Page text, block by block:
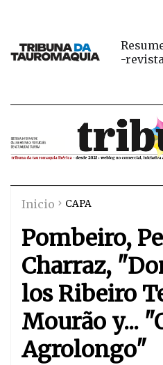
-
Inicio CAPA
Pombeiro,
Charraz,
los Ribeiro
Mourão y...
Agrolongo"